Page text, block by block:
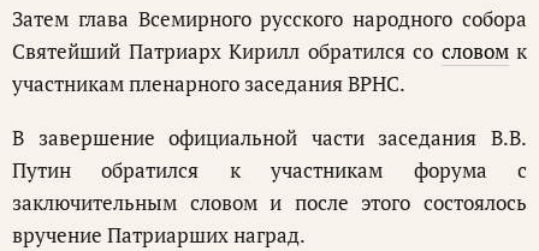
Затем глава Всемирного русского народного собора
Святейший Патриарх Кирилл обратился со словомк
участникам пленарного заседания ВРНС.
В завершение официальной части заседания В.В.
Путин обратился к участникам форума с
заключительным словом и после этого состоялось
вручение Патриарших наград.